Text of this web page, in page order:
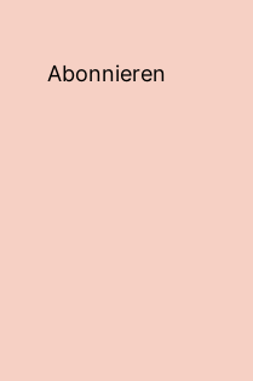
Abonnieren